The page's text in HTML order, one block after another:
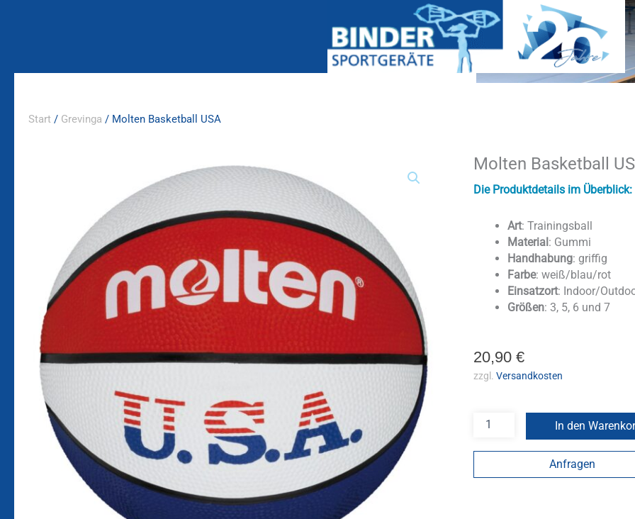
Start / Grevinga / Molten Basketball USA
Molten Basketball
Die Produktdetails im Überblick:
Art: Trainingsball
Material : Gummi
Handhabung: griffig
Farbe: weiß/blau/rot
Einsatzort: Indoor/
Größen: 3, 5, 6 und 7
20,90 €
zzgl. Versandkosten
Molten
USA
In den
Anfragen